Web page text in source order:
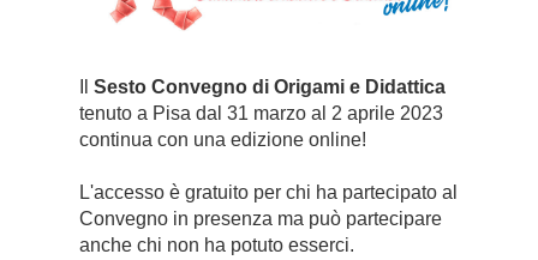
Sesto Convegno di Origami e Didattica
tenuto a Pisa dal 31 marzo al 2 aprile 2023
continua con una edizione online!
L'accesso è gratuito per chi ha partecipato al
Convegno in presenza ma può partecipare
anche chi non ha potuto esserci.